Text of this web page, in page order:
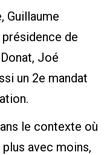
Guillaume
de
Joé
un 2e mandat
le contexte où
avec moins,